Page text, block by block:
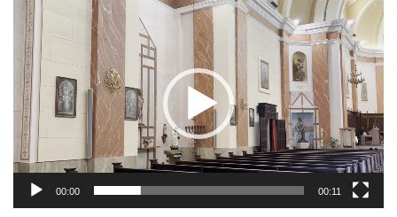
Video
Player
00:00 00:11